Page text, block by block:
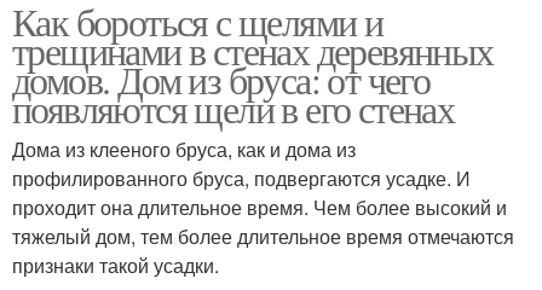
Как бороться с щелями и
трещинами в стенах деревянных
домов. Дом из бруса: от чего
появляются щели в его стенах
Дома из клееного бруса, как и дома из
профилированного бруса, подвергаются усадке. И
проходит она длительное время. Чем более высокий и
тяжелый дом, тем более длительное время отмечаются
признаки такой усадки.